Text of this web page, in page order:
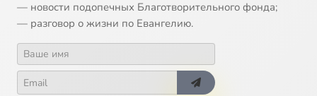
— новости подопечных Благотворительного фонда;
— разговор о жизни по Евангелию.